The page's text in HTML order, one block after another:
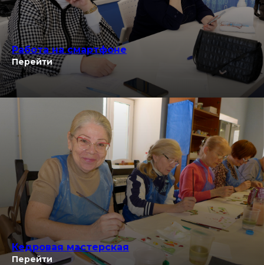
Работа на смартфоне
Перейти
Кедровая мастерская
Перейти